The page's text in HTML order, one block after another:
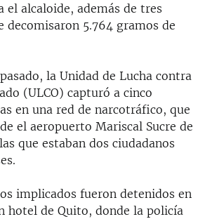
el alcaloide, además de tres
decomisaron 5.764 gramos de
la Unidad de Lucha contra
(ULCO) capturó a cinco
en una red de narcotráfico, que
el aeropuerto Mariscal Sucre de
que estaban dos ciudadanos
implicados fueron detenidos en
hotel de Quito, donde la policía